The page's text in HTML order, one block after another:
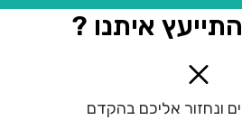
איתנו ?
ונחזור אליכם בהקדם